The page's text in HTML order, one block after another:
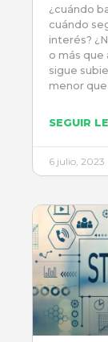
¿cuándo
cuándo
interés?
o más que
sigue
menor
SEGUIR
6 julio, 2023